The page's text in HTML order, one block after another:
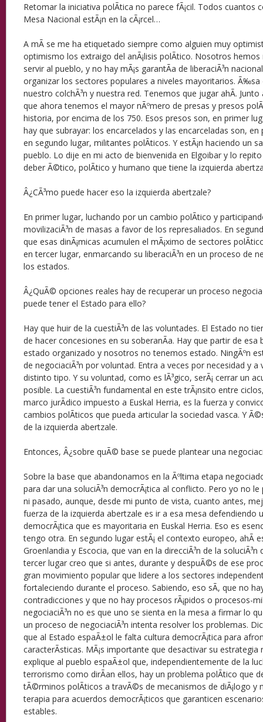
Retomar la iniciativa polÃ­tica no parece fÃ¡cil. Todos cuantos
Mesa Nacional estÃ¡n en la cÃ¡rcel…
A mÃ­ se me ha etiquetado siempre como alguien muy
optimismo los extraigo del anÃ¡lisis polÃ­tico. Nosotros
servir al pueblo, y no hay mÃ¡s garantÃ­a de liberaciÃ³n
organizar los sectores populares a niveles mayoritarios. Ã‰sa
nuestro colchÃ³n y nuestra red. Tenemos que jugar ahÃ­. Junto
que ahora tenemos el mayor nÃºmero de presas y presos
historia, por encima de los 750. Esos presos son, en primer
hay que subrayar: los encarcelados y las encarceladas son,
en segundo lugar, militantes polÃ­ticos. Y estÃ¡n haciendo un
pueblo. Lo dije en mi acto de bienvenida en Elgoibar y lo repito
deber Ã©tico, polÃ­tico y humano que tiene la izquierda
Â¿CÃ³mo puede hacer eso la izquierda abertzale?
En primer lugar, luchando por un cambio polÃ­tico y
movilizaciÃ³n de masas a favor de los represaliados. En
que esas dinÃ¡micas acumulen el mÃ¡ximo de sectores
en tercer lugar, enmarcando su liberaciÃ³n en un proceso de
los estados.
Â¿QuÃ© opciones reales hay de recuperar un proceso
puede tener el Estado para ello?
Hay que huir de la cuestiÃ³n de las voluntades. El Estado no
de hacer concesiones en su soberanÃ­a. Hay que partir de esa
estado organizado y nosotros no tenemos estado. NingÃºn
de negociaciÃ³n por voluntad. Entra a veces por necesidad y
distinto tipo. Y su voluntad, como es lÃ³gico, serÃ¡ cerrar un
posible. La cuestiÃ³n fundamental en este trÃ¡nsito entre
marco jurÃ­dico impuesto a Euskal Herria, es la fuerza y
cambios polÃ­ticos que pueda articular la sociedad vasca. Y
de la izquierda abertzale.
Entonces, Â¿sobre quÃ© base se puede plantear una
Sobre la base que abandonamos en la Ãºltima etapa
para dar una soluciÃ³n democrÃ¡tica al conflicto. Pero yo no
ni pasado, aunque, desde mi punto de vista, cuanto antes,
fuerza de la izquierda abertzale es ir a esa mesa defendiendo
democrÃ¡tica que es mayoritaria en Euskal Herria. Eso es
tengo otra. En segundo lugar estÃ¡ el contexto europeo, ahÃ­
Groenlandia y Escocia, que van en la direcciÃ³n de la
tercer lugar creo que si antes, durante y despuÃ©s de ese
gran movimiento popular que lidere a los sectores
fortaleciendo durante el proceso. Sabiendo, eso sÃ­, que no
contradicciones y que no hay procesos rÃ¡pidos o procesos-
negociaciÃ³n no es que uno se sienta en la mesa a firmar lo
un proceso de negociaciÃ³n intenta resolver los problemas.
que al Estado espaÃ±ol le falta cultura democrÃ¡tica para
caracterÃ­sticas. MÃ¡s importante que desactivar su estrategia
explique al pueblo espaÃ±ol que, independientemente de la
terrorismo como dirÃ­an ellos, hay un problema polÃ­tico que
tÃ©rminos polÃ­ticos a travÃ©s de mecanismos de diÃ¡logo y
terapia para acuerdos democrÃ¡ticos que garanticen
estables.